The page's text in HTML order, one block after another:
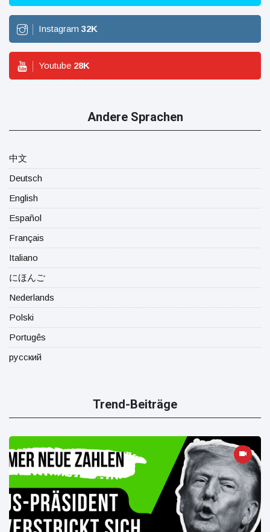
Instagram 32K
Youtube 28K
Andere Sprachen
中文
Deutsch
English
Español
Français
Italiano
にほんご
Nederlands
Polski
Portugês
русский
Trend-Beiträge